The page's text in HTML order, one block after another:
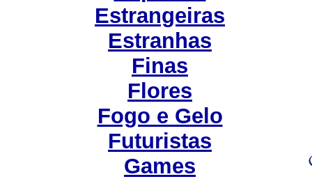
Estrangeiras
Estranhas
Finas
Flores
Fogo e Gelo
Futuristas
Games